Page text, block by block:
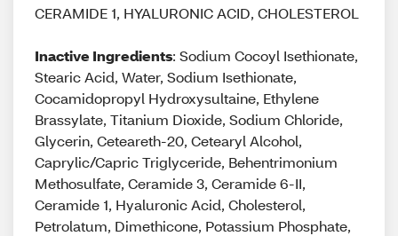
CERAMIDE 1, HYALURONIC ACID, CHOLESTEROL
Inactive Ingredients: Sodium Cocoyl Isethionate,
Stearic Acid, Water, Sodium Isethionate,
Cocamidopropyl Hydroxysultaine, Ethylene
Brassylate, Titanium Dioxide, Sodium Chloride,
Glycerin, Ceteareth-20, Cetearyl Alcohol,
Caprylic/Capric Triglyceride, Behentrimonium
Methosulfate, Ceramide 3, Ceramide 6-II,
Ceramide 1, Hyaluronic Acid, Cholesterol,
Petrolatum, Dimethicone, Potassium Phosphate,